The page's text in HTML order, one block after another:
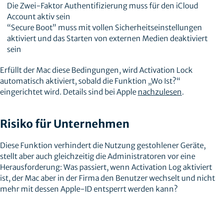
Die Zwei-Faktor Authentifizierung muss für den iCloud
Account aktiv sein
“Secure Boot” muss mit vollen Sicherheitseinstellungen
aktiviert und das Starten von externen Medien deaktiviert
sein
Erfüllt der Mac diese Bedingungen, wird Activation Lock
automatisch aktiviert, sobald die Funktion „Wo Ist?“
eingerichtet wird. Details sind bei Apple nachzulesen.
Risiko für Unternehmen
Diese Funktion verhindert die Nutzung gestohlener Geräte,
stellt aber auch gleichzeitig die Administratoren vor eine
Herausforderung: Was passiert, wenn Activation Log aktiviert
ist, der Mac aber in der Firma den Benutzer wechselt und nicht
mehr mit dessen Apple-ID entsperrt werden kann?